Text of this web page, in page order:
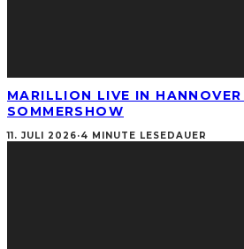
MARILLION LIVE IN
SOMMERSHOW
11. JULI 2026·4 MINUTE LESEDAUER